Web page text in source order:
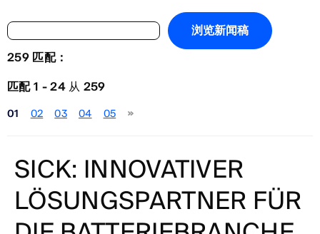
浏览新闻稿
年份
请选择
新闻报道
请选择
搜索
259 匹配：
匹配 1 - 24从259
01 02 03 04 05
SICK: INNOVATIVER
LÖSUNGSPARTNER FÜR